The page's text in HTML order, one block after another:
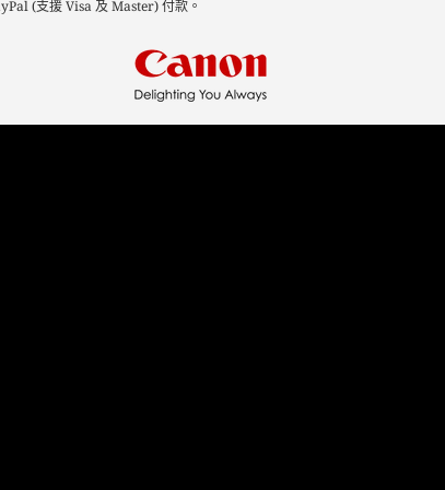
(支援 Visa 及 Master) 付款。